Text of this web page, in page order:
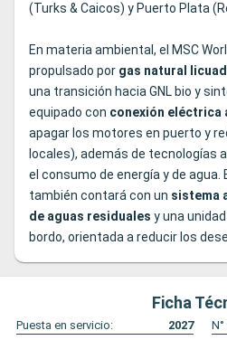
(Turks & Caicos) y Puerto Plata
En materia ambiental, el MSC
propulsado por gas natural
una transición hacia GNL bio y
equipado con conexión eléctrica
apagar los motores en puerto y
locales), además de tecnologías
el consumo de energía y de agua.
también contará con un sistema
de aguas residuales y una
bordo, orientada a reducir los
Ficha
Puesta en servicio: 2027